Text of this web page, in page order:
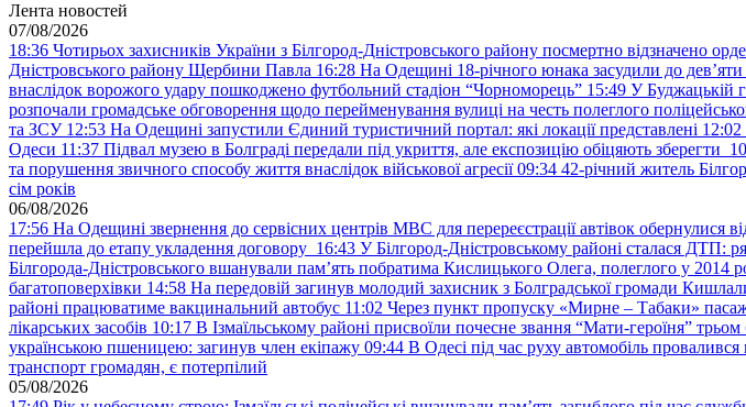
Лента новостей
07/08/2026
18:36 Чотирьох захисників України з Білгород-Дністровського району посмертно відзначено
Дністровського району Щербини Павла 16:28 На Одещині 18-річного юнака засудили до дев’яти
внаслідок ворожого удару пошкоджено футбольний стадіон “Чорноморець” 15:49 У Буджацькій
розпочали громадське обговорення щодо перейменування вулиці на честь полеглого
та ЗСУ 12:53 На Одещині запустили Єдиний туристичний портал: які локації представлені 12:02
Одеси 11:37 Підвал музею в Болграді передали під укриття, але експозицію обіцяють зберегти
та порушення звичного способу життя внаслідок військової агресії 09:34 42-річний житель
сім років
06/08/2026
17:56 На Одещині звернення до сервісних центрів МВС для перереєстрації автівок обернулися
перейшла до етапу укладення договору 16:43 У Білгород-Дністровському районі сталася ДТП:
Білгорода-Дністровського вшанували пам’ять побратима Кислицького Олега, полеглого у 2014
багатоповерхівки 14:58 На передовій загинув молодий захисник з Болградської громади
районі працюватиме вакцинальний автобус 11:02 Через пункт пропуску «Мирне – Табаки»
лікарських засобів 10:17 В Ізмаїльському районі присвоїли почесне звання “Мати-героїня”
українською пшеницею: загинув член екіпажу 09:44 В Одесі під час руху автомобіль
транспорт громадян, є потерпілий
05/08/2026